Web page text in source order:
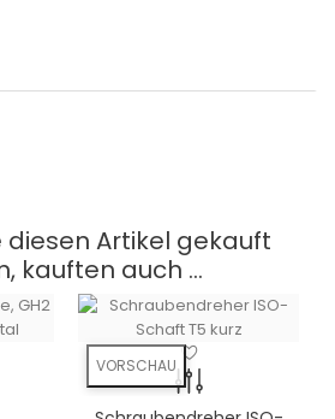
diesen Artikel gekauft
kauften auch ...
VORSCHAU